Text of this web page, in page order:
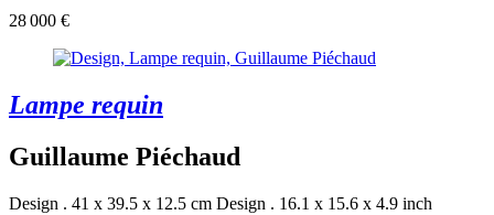
28 000 €
Lampe requin
Guillaume Piéchaud
Design . 41 x 39.5 x 12.5 cm Design . 16.1 x 15.6 x 4.9 inch